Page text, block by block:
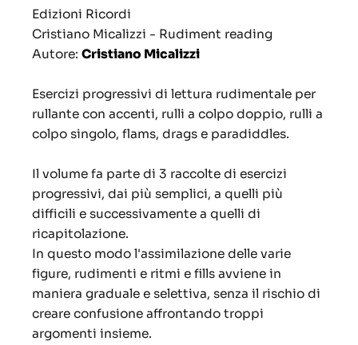
Edizioni Ricordi
Cristiano Micalizzi - Rudiment reading
Autore: Cristiano Micalizzi
Esercizi progressivi di lettura rudimentale per
rullante con accenti, rulli a colpo doppio, rulli a
colpo singolo, flams, drags e paradiddles.
Il volume fa parte di 3 raccolte di esercizi
progressivi, dai più semplici, a quelli più
difficili e successivamente a quelli di
ricapitolazione.
In questo modo l'assimilazione delle varie
figure, rudimenti e ritmi e fills avviene in
maniera graduale e selettiva, senza il rischio di
creare confusione affrontando troppi
argomenti insieme.